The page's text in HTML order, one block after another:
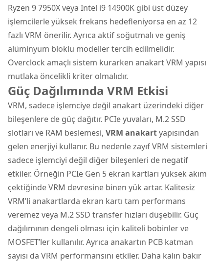
Ryzen 9 7950X veya Intel i9 14900K gibi üst düzey
işlemcilerle yüksek frekans hedefleniyorsa en az 12
fazlı VRM önerilir. Ayrıca aktif soğutmalı ve geniş
alüminyum bloklu modeller tercih edilmelidir.
Overclock amaçlı sistem kurarken anakart VRM yapısı
mutlaka öncelikli kriter olmalıdır.
Güç Dağılımında VRM Etkisi
VRM, sadece işlemciye değil anakart üzerindeki diğer
bileşenlere de güç dağıtır. PCIe yuvaları, M.2 SSD
slotları ve RAM beslemesi, VRM anakartyapısından
gelen enerjiyi kullanır. Bu nedenle zayıf VRM sistemleri
sadece işlemciyi değil diğer bileşenleri de negatif
etkiler. Örneğin PCIe Gen 5 ekran kartları yüksek akım
çektiğinde VRM devresine binen yük artar. Kalitesiz
VRM’li anakartlarda ekran kartı tam performans
veremez veya M.2 SSD transfer hızları düşebilir. Güç
dağılımının dengeli olması için kaliteli bobinler ve
MOSFET’ler kullanılır. Ayrıca anakartın PCB katman
sayısı da VRM performansını etkiler. Daha kalın bakır